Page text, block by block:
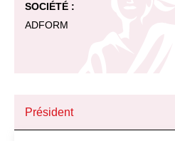
SOCIÉTÉ :
ADFORM
Président